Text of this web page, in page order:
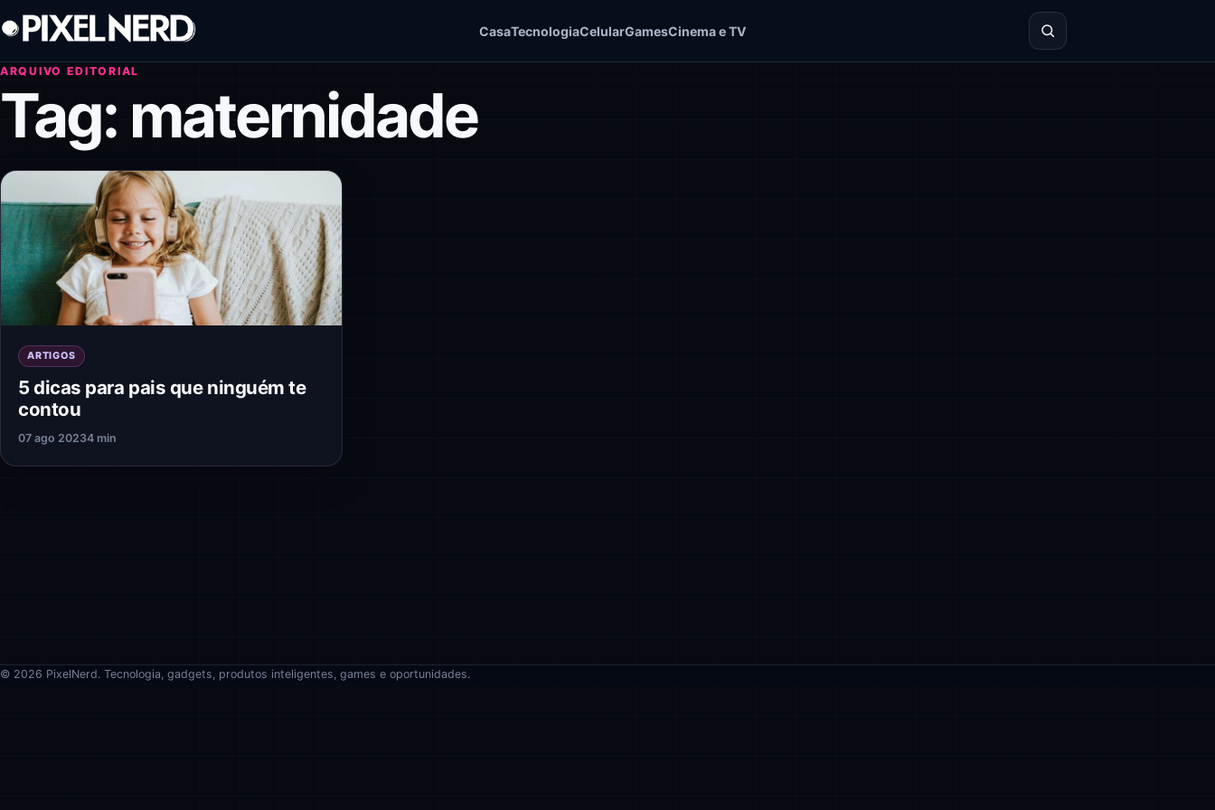
Pular para o conteúdo
CasaTecnologiaCelularGamesCinema e TV
ARQUIVO EDITORIAL
Tag: maternidade
ARTIGOS
5 dicas para pais que ninguém te
contou
07 ago 20234 min
© 2026 PixelNerd. Tecnologia, gadgets, produtos inteligentes, games e oportunidades.